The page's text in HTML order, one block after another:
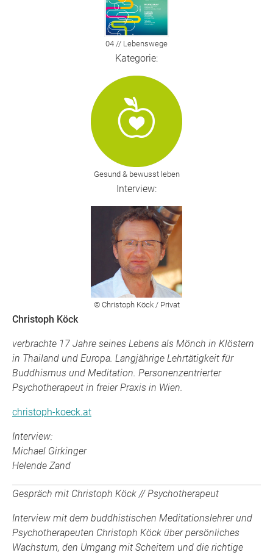
04 // Lebenswege
Kategorie:
Gesund & bewusst leben
Interview:
© Christoph Köck / Privat
Christoph Köck
verbrachte 17 Jahre seines Lebens als Mönch in Klöstern
in Thailand und Europa. Langjährige Lehrtätigkeit für
Buddhismus und Meditation. Personenzentrierter
Psychotherapeut in freier Praxis in Wien.
christoph-koeck.at
Interview:
Michael Girkinger
Helende Zand
Gespräch mit Christoph Köck // Psychotherapeut
Interview mit dem buddhistischen Meditationslehrer und
Psychotherapeuten Christoph Köck über persönliches
Wachstum, den Umgang mit Scheitern und die richtige